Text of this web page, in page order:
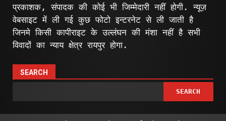
प्रकाशक, संपादक की कोई भी जिम्मेदारी नहीं होगी. न्यूज़
वेबसाइट में ली गई कुछ फोटो इन्टरनेट से ली जाती है
जिनमे किसी कापीराइट के उल्लंघन की मंशा नहीं है सभी
विवादों का न्याय क्षेत्र रायपुर होगा.
SEARCH
SEARCH